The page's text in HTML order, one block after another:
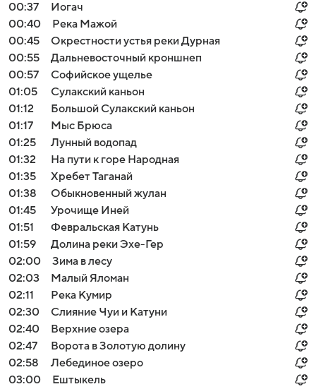
00:37
Иогач
00:40
Река Мажой
00:45
Окрестности устья реки Дурная
00:55
Дальневосточный кроншнеп
00:57
Софийское ущелье
01:05
Сулакский каньон
01:12
Большой Сулакский каньон
01:17
Мыс Брюса
01:25
Лунный водопад
01:32
На пути к горе Народная
01:35
Хребет Таганай
01:38
Обыкновенный жулан
01:45
Урочище Иней
01:51
Февральская Катунь
01:59
Долина реки Эхе-Гер
02:00
Зима в лесу
02:03
Малый Яломан
02:11
Река Кумир
02:30
Слияние Чуи и Катуни
02:40
Верхние озера
02:47
Ворота в Золотую долину
02:58
Лебединое озеро
03:00
Ештыкель